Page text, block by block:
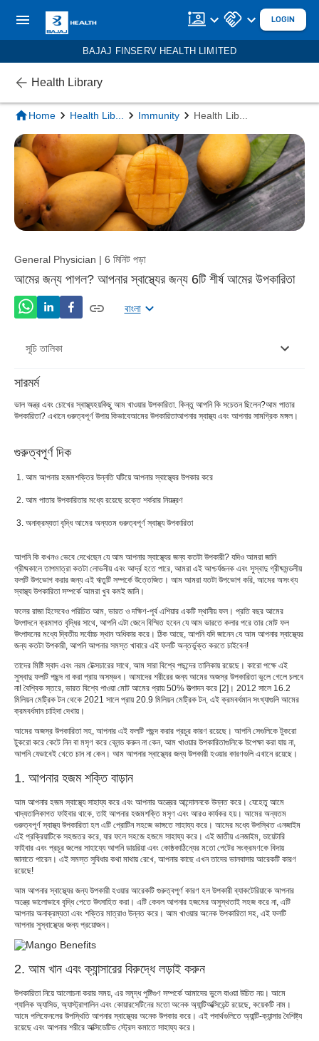
LOGIN
BAJAJ FINSERV HEALTH LIMITED
Health Library
Home Health Lib Immunity Health Lib
General Physician | 6 মিনিট পড়া
আমের জন্য পাগল? আপনার স্বাস্থ্যের জন্য 6টি শীর্ষ আমের উপকারিতা
বাংলা
সূচি তালিকা
2. আম খান এবং ক্যান্সারের বিরুদ্ধে লড়াই করুন
3. আপনার দৃষ্টি উন্নত
4. আপনার চিনির মাত্রা নিয়ন্ত্রণ করুন৷
5. হিট স্ট্রোক প্রতিরোধ
6. আপনার ত্বকে একটি আভা যোগ করুন
সারমর্ম
ভাল অন্ত্র এবং চোখের স্বাস্থ্যহয়কিছু আম খাওয়ার উপকারিতা. কিন্তু আপনি কি সচেতন ছিলেন?আম পাতার
উপকারিতা? এখানে গুরুত্বপূর্ণ উপায় কিভাবেআমের উপকারিতাআপনার স্বাস্থ্য এবং আপনার সামগ্রিক মঙ্গল।
গুরুত্বপূর্ণ দিক
আম আপনার হজমশক্তির উন্নতি ঘটিয়ে আপনার স্বাস্থ্যের উপকার করে
আম পাতার উপকারিতার মধ্যে রয়েছে রক্তে শর্করার নিয়ন্ত্রণ
অনাক্রম্যতা বৃদ্ধি আমের অন্যতম গুরুত্বপূর্ণ স্বাস্থ্য উপকারিতা
আপনি কি কখনও ভেবে দেখেছেন যে আম আপনার স্বাস্থ্যের জন্য কতটা উপকারী? যদিও আমরা জানি
গ্রীষ্মকালে তাপমাত্রা কতটা লোভনীয় এবং আর্দ্র হতে পারে, আমরা এই আশ্চর্যজনক এবং সুস্বাদু গ্রীষ্মমন্ডলীয়
ফলটি উপভোগ করার জন্য এই ঋতুটি সম্পর্কে উত্তেজিত। আম আমরা যতটা উপভোগ করি, আমের অসংখ্য
স্বাস্থ্য উপকারিতা সম্পর্কে আমরা খুব কমই জানি।
ফলের রাজা হিসেবেও পরিচিত আম, ভারত ও দক্ষিণ-পূর্ব এশিয়ার একটি স্থানীয় ফল। প্রতি বছর আমের
উৎপাদনে ক্রমাগত বৃদ্ধির সাথে, আপনি এটা জেনে বিস্মিত হবেন যে আম ভারতে কলার পরে তার মোট ফল
উৎপাদনের মধ্যে দ্বিতীয় সর্বোচ্চ স্থান অধিকার করে। ঠিক আছে, আপনি যদি জানেন যে আম আপনার স্বাস্থ্যের
জন্য কতটা উপকারী, আপনি আপনার সমস্ত খাবারে এই ফলটি অন্তর্ভুক্ত করতে চাইবেন!
তাদের মিষ্টি স্বাদ এবং নরম টেক্সচারের সাথে, আম সারা বিশ্বে পছন্দের তালিকায় রয়েছে। কারো পক্ষে এই
সুস্বাদু ফলটি পছন্দ না করা প্রায় অসম্ভব। আমাদের শরীরের জন্য আমের অজস্র উপকারিতা ভুলে গেলে চলবে
না! বৈশ্বিক স্তরে, ভারত বিশ্বে পাওয়া মোট আমের প্রায় 50% উত্পাদন করে [2]। 2012 সালে 16.2
মিলিয়ন মেট্রিক টন থেকে 2021 সালে প্রায় 20.9 মিলিয়ন মেট্রিক টন, এই ক্রমবর্ধমান সংখ্যাগুলি আমের
ক্রমবর্ধমান চাহিদা দেখায়।
আমের অজস্র উপকারিতা সহ, আপনার এই ফলটি পছন্দ করার প্রচুর কারণ রয়েছে। আপনি সেগুলিকে টুকরো
টুকরো করে কেটে নিন বা মসৃণ করে ব্লেন্ড করুন না কেন, আম খাওয়ার উপকারিতাগুলিকে উপেক্ষা করা যায় না,
আপনি যেভাবেই খেতে চান না কেন। আম আপনার স্বাস্থ্যের জন্য উপকারী হওয়ার কারণগুলি এখানে রয়েছে।
1. আপনার হজম শক্তি বাড়ান
আম আপনার হজম স্বাস্থ্যে সাহায্য করে এবং আপনার অন্ত্রের আন্দোলনকে উন্নত করে। যেহেতু আমে
খাদ্যতালিকাগত ফাইবার থাকে, তাই আপনার হজমশক্তি মসৃণ এবং আরও কার্যকর হয়। আমের অন্যতম
গুরুত্বপূর্ণ স্বাস্থ্য উপকারিতা হল এটি প্রোটিন সহজে ভাঙ্গতে সাহায্য করে। আমের মধ্যে উপস্থিত এনজাইম
এই প্রক্রিয়াটিকে সহজতর করে, যার ফলে সহজে হজমে সাহায্য করে। এই জাতীয় এনজাইম, ডায়েটারি
ফাইবার এবং প্রচুর জলের সাহায্যে আপনি ডায়রিয়া এবং কোষ্ঠকাঠিন্যের মতো পেটের সংক্রমণকে বিদায়
জানাতে পারেন। এই সমস্ত সুবিধার কথা মাথায় রেখে, আপনার কাছে এখন তাদের ভালবাসার আরেকটি কারণ
রয়েছে!
আম আপনার স্বাস্থ্যের জন্য উপকারী হওয়ার আরেকটি গুরুত্বপূর্ণ কারণ হল উপকারী ব্যাকটেরিয়াকে আপনার
অন্ত্রে ভালোভাবে বৃদ্ধি পেতে উৎসাহিত করা। এটি কেবল আপনার হজমের অসুস্থতাই সহজ করে না, এটি
আপনার অনাক্রম্যতা এবং শক্তির মাত্রাও উন্নত করে। আম খাওয়ার অনেক উপকারিতা সহ, এই ফলটি
আপনার সুস্বাস্থ্যের জন্য প্রয়োজন।
2. আম খান এবং ক্যান্সারের বিরুদ্ধে লড়াই করুন
উপকারিতা নিয়ে আলোচনা করার সময়, এর সমৃদ্ধ পুষ্টিগুণ সম্পর্কে আমাদের ভুলে যাওয়া উচিত নয়। আমে
গ্যালিক অ্যাসিড, অ্যাস্ট্রাগালিন এবং কোয়ারসেটিনের মতো অনেক অ্যান্টিঅক্সিডেন্ট রয়েছে, কয়েকটি নাম।
আমে পলিফেনলের উপস্থিতি আপনার স্বাস্থ্যের অনেক উপকার করে। এই পদার্থগুলিতে অ্যান্টি-ক্যান্সার বৈশিষ্ট্য
রয়েছে এবং আপনার শরীরে অক্সিডেটিভ স্ট্রেস কমাতে সাহায্য করে।